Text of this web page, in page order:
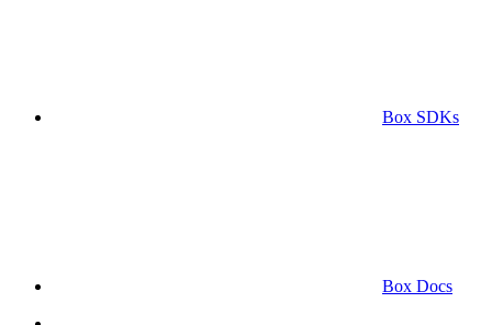
Box SDKs
Box Docs